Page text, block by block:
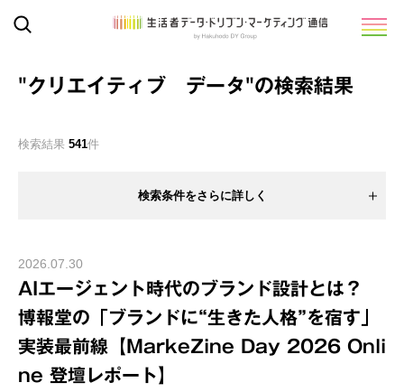
"クリエイティブ データ"の検索結果
検索条件をさらに詳しく
検索結果 541件
2026.07.30
AIエージェント時代のブランド設計とは？
博報堂の「ブランドに“生きた人格”を宿す」
実装最前線【MarkeZine Day 2026 Onli
ne 登壇レポート】